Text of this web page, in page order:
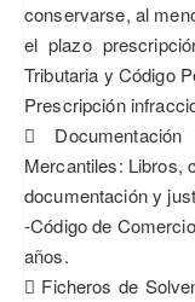
conservarse, al
el plazo
Tributaria y Código
Prescripción

Mercantiles: Libros,
documentación y
-Código de
años.
 Ficheros de